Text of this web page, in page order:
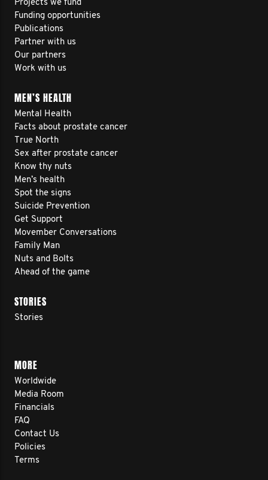
Projects we fund
Funding opportunities
Publications
Partner with us
Our partners
Work with us
MEN’S HEALTH
Mental Health
Facts about prostate cancer
True North
Sex after prostate cancer
Know thy nuts
Men’s health
Spot the signs
Suicide Prevention
Get Support
Movember Conversations
Family Man
Nuts and Bolts
Ahead of the game
STORIES
Stories
MORE
Worldwide
Media Room
Financials
FAQ
Contact Us
Policies
Terms